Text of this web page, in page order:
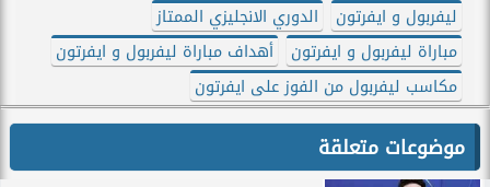
ليفربول و ايفرتون
الدوري الانجليزي الممتاز
مباراة ليفربول و ايفرتون
أهداف مباراة ليفربول و ايفرتون
مكاسب ليفربول من الفوز على ايفرتون
موضوعات متعلقة